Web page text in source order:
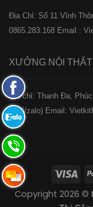
Địa Chỉ: Số 11 Vĩnh
0865.283.168 Email :
XƯỞNG NỘI THẤT
️Địa chỉ: Thanh Đa,
(Call/zalo) Email:
Copyright 2026 ©
Fanpage
Facebook
Zalo:
0865.283.168
Hotline:
0865.283.168
Hotline:
0865.283.168